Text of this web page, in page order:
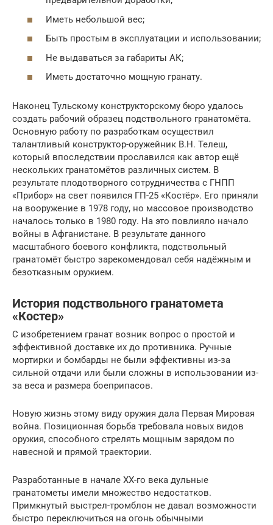
Иметь небольшой вес;
Быть простым в эксплуатации и использовании;
Не выдаваться за габариты АК;
Иметь достаточно мощную гранату.
Наконец Тульскому конструкторскому бюро удалось
создать рабочий образец подствольного гранатомёта.
Основную работу по разработкам осуществил
талантливый конструктор-оружейник В.Н. Телеш,
который впоследствии прославился как автор ещё
нескольких гранатомётов различных систем. В
результате плодотворного сотрудничества с ГНПП
«Прибор» на свет появился ГП-25 «Костёр». Его приняли
на вооружение в 1978 году, но массовое производство
началось только в 1980 году. На это повлияло начало
войны в Афганистане. В результате данного
масштабного боевого конфликта, подствольный
гранатомёт быстро зарекомендовал себя надёжным и
безотказным оружием.
История подствольного гранатомета
«Костер»
С изобретением гранат возник вопрос о простой и
эффективной доставке их до противника. Ручные
мортирки и бомбарды не были эффективны из-за
сильной отдачи или были сложны в использовании из-
за веса и размера боеприпасов.
Новую жизнь этому виду оружия дала Первая Мировая
война. Позиционная борьба требовала новых видов
оружия, способного стрелять мощным зарядом по
навесной и прямой траектории.
Разработанные в начале ХХ-го века дульные
гранатометы имели множество недостатков.
Примкнутый выстрел-тромблон не давал возможности
быстро переключиться на огонь обычными